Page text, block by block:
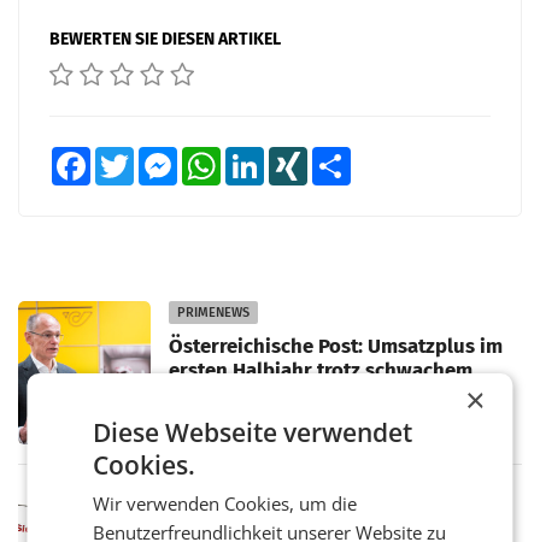
BEWERTEN SIE DIESEN ARTIKEL
FacebookTwitter MessengerWhatsAppLinkedInXING
PRIMENEWS
Österreichische Post: Umsatzplus im
ersten Halbjahr trotz schwachem
WIEN Die Österreichische Post AG hat im
ersten Halbjahr 2026 einen Konzernumsatz
von 1.544,0 Mio. EUR erwirtschaftet, was
einem Plus von 3,8 Prozent gegenüber dem
MARKETING & MEDIA
ProSiebenSat.1 spart und macht
×
Diese Webseite verwendet
Cookies.
Wir verwenden Cookies, um die
Benutzerfreundlichkeit unserer Website zu